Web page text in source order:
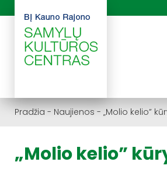
Pradžia - Naujienos - „Molio kelio”
„Molio kelio”